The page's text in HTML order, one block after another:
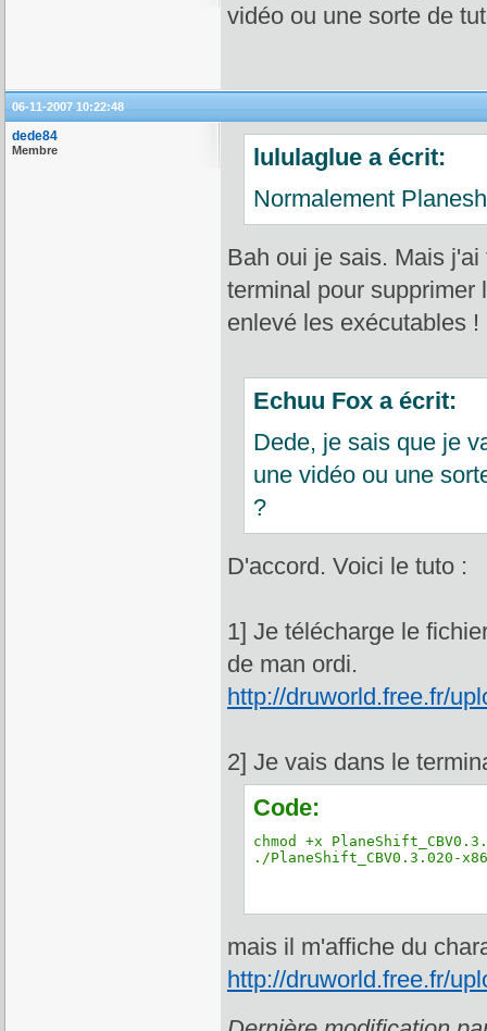
vidéo ou une sorte de
06-11-2007 10:22:48
dede84
Membre
lululaglue a écrit:
Normalement
Bah oui je sais. Mais
terminal pour supprimer
enlevé les exécutables !
Echuu Fox a écrit:
Dede, je sais que je
une vidéo ou une
?
D'accord. Voici le tuto :
1] Je télécharge le
de man ordi.
http://druworld.free.fr/
2] Je vais dans le
Code:
chmod +x
./PlaneShift_CBV0.3.020-
mais il m'affiche du
http://druworld.free.fr/